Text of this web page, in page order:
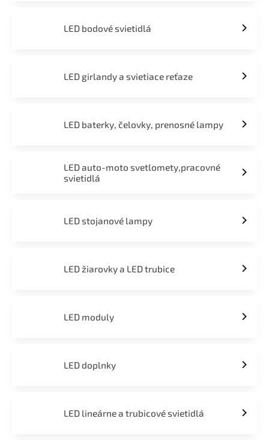
LED bodové svietidlá
LED girlandy a svietiace reťaze
LED baterky, čelovky, prenosné lampy
LED auto-moto svetlomety,pracovné
svietidlá
LED stojanové lampy
LED žiarovky a LED trubice
LED moduly
LED doplnky
LED lineárne a trubicové svietidlá